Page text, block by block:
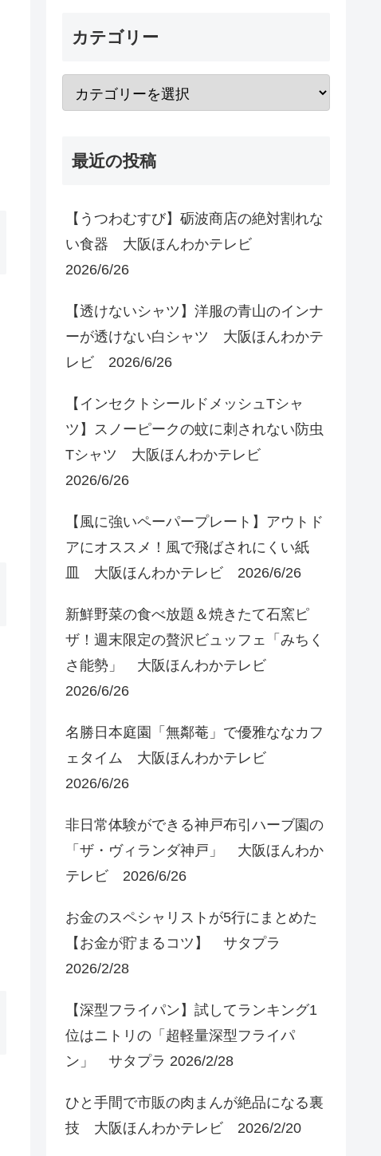
カテゴリー
最近の投稿
【うつわむすび】砺波商店の絶対割れな
い食器 大阪ほんわかテレビ
2026/6/26
【透けないシャツ】洋服の青山のインナ
ーが透けない白シャツ 大阪ほんわかテ
レビ 2026/6/26
【インセクトシールドメッシュTシャ
ツ】スノーピークの蚊に刺されない防虫
Tシャツ 大阪ほんわかテレビ
2026/6/26
【風に強いペーパープレート】アウトド
アにオススメ！風で飛ばされにくい紙
皿 大阪ほんわかテレビ 2026/6/26
新鮮野菜の食べ放題＆焼きたて石窯ピ
ザ！週末限定の贅沢ビュッフェ「みちく
さ能勢」 大阪ほんわかテレビ
2026/6/26
名勝日本庭園「無鄰菴」で優雅ななカフ
ェタイム 大阪ほんわかテレビ
2026/6/26
非日常体験ができる神戸布引ハーブ園の
「ザ・ヴィランダ神戸」 大阪ほんわか
テレビ 2026/6/26
お金のスペシャリストが5行にまとめた
【お金が貯まるコツ】 サタプラ
2026/2/28
【深型フライパン】試してランキング1
位はニトリの「超軽量深型フライパ
ン」 サタプラ 2026/2/28
ひと手間で市販の肉まんが絶品になる裏
技 大阪ほんわかテレビ 2026/2/20